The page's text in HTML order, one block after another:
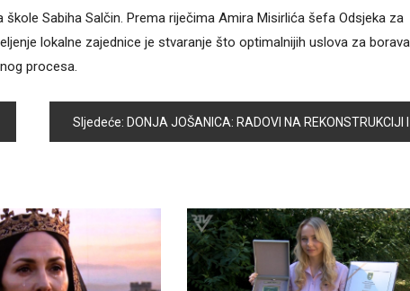
Sabiha Salčin. Prema riječima Amira Misirlića šefa Odsjeka za
lokalne zajednice je stvaranje što optimalnijih uslova za
procesa.
Sljedeće: DONJA JOŠANICA: RADOVI NA REKONSTRUKCIJI I ASFALTIRANJU